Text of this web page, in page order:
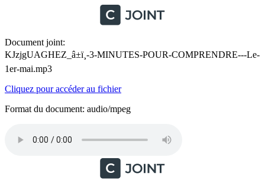
Document joint:
KJzjgUAGHEZ_â±ï¸-3-MINUTES-POUR-COMPRENDRE---Le-
1er-mai.mp3
Cliquez pour accéder au fichier
Format du document: audio/mpeg